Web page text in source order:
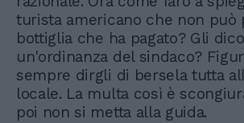
turista americano che non può
bottiglia che ha pagato? Gli
un'ordinanza del sindaco?
sempre dirgli di bersela tutta
locale. La multa così è
poi non si metta alla guida.